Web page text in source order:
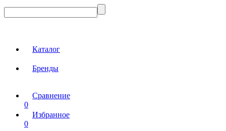
Каталог
Бренды
Сравнение
0
Избранное
0